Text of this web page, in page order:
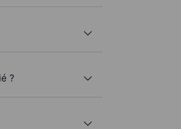
?